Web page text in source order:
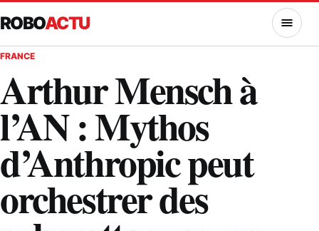
ROBOACTU MENU
FRANCE
Arthur Mensch à
l’AN : Mythos
d’Anthropic peut
orchestrer des